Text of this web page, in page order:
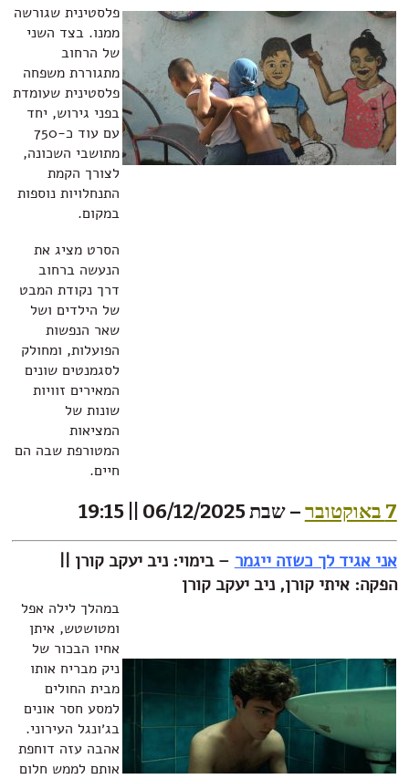
פלסטינית שגורשה
ממנו. בצד השני
של הרחוב
מתגוררת משפחה
פלסטינית שעומדת
בפני גירוש, יחד
עם עוד כ-750
מתושבי השכונה,
לצורך הקמת
התנחלויות נוספות
הסרט מציג את
הנעשה ברחוב
דרך נקודת המבט
של הילדים ושל
שאר הנפשות
הפועלות, ומחולק
לסגמנטים שונים
המאירים זוויות
המטורפת שבה הם
– שבת 06/12/2025 || 19:15
לך כשזה ייגמר–בימוי: ניב יעקב קורן ||
קורן, ניב יעקב קורן
במהלך לילה אפל
ומטושטש, איתן
אחיו הבכור של
ניק מבריח אותו
מבית החולים
למסע חסר אונים
בג׳ונגל העירוני.
אהבה עזה דוחפת
אותם לממש חלום